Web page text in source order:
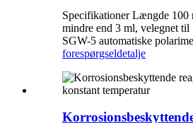
Specifikationer Længde 100
mindre end 3 ml, velegnet
SGW-5 automatiske
forespørgseldetalje